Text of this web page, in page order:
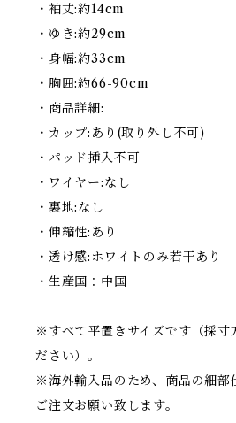
・袖丈:約14cm
・ゆき:約29cm
・身幅:約33cm
・胸囲:約66-90cm
・商品詳細:
・カップ:あり(取り外し不可)
・パッド挿入不可
・ワイヤー:なし
・裏地:なし
・伸縮性:あり
・透け感:ホワイトのみ若干あり
・生産国：中国
※すべて平置きサイズです（採寸
ださい）。
※海外輸入品のため、商品の細部
ご注文お願い致します。